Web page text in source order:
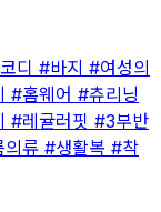
디 #바지 #여성의
#홈웨어 #츄리닝
#레귤러핏 #3부반
의류 #생활복 #착